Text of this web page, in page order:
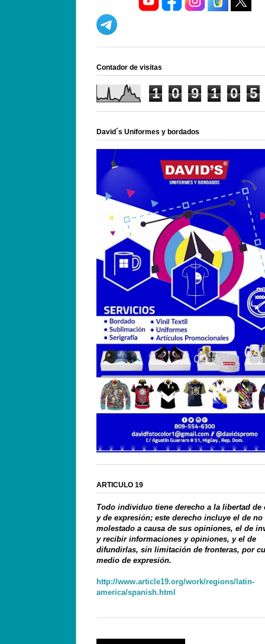
Contador de visitas
1 0 9 1 0 5
David´s Uniformes y bordados
ARTICULO 19
Todo individuo tiene derecho a la libertad de
y de expresión; este derecho incluye el de no
molestado a causa de sus opiniones, el de
y recibir informaciones y opiniones, y el de
difundirlas, sin limitación de fronteras, por
medio de expresión.
http://www.article19.org/work/regions/latin-
america/spanish.html